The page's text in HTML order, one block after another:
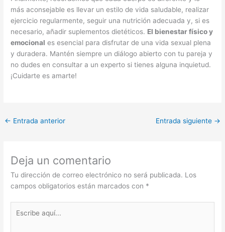
más aconsejable es llevar un estilo de vida saludable, realizar
ejercicio regularmente, seguir una nutrición adecuada y, si es
necesario, añadir suplementos dietéticos. El bienestar físico y
emocional es esencial para disfrutar de una vida sexual plena
y duradera. Mantén siempre un diálogo abierto con tu pareja y
no dudes en consultar a un experto si tienes alguna inquietud.
¡Cuidarte es amarte!
← Entrada anterior Entrada siguiente →
Deja un comentario
Tu dirección de correo electrónico no será publicada. Los
campos obligatorios están marcados con *
aquí...